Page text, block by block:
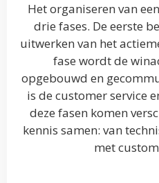
Het organiseren van
drie fases. De eerste
uitwerken van het
fase wordt de
opgebouwd en
is de customer service
deze fasen komen
kennis samen: van
met